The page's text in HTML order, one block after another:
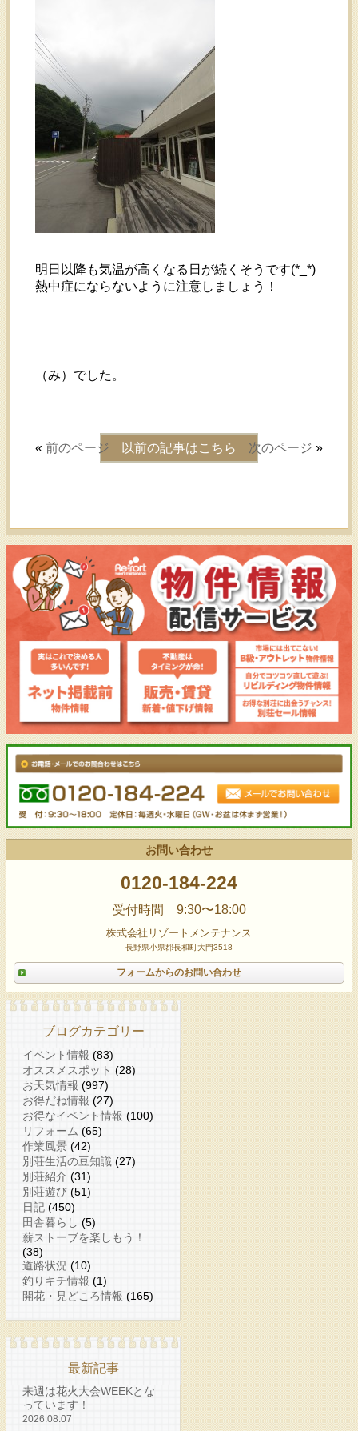
明日以降も気温が高くなる日が続くそうです(*_*)
熱中症にならないように注意しましょう！
（み）でした。
« 前のページ 次のページ »
以前の記事はこちら
お問い合わせ
0120-184-224
受付時間 9:30〜18:00
株式会社リゾートメンテナンス
長野県小県郡長和町大門3518
フォームからのお問い合わせ
ブログカテゴリー
イベント情報 (83)
オススメスポット (28)
お天気情報 (997)
お得だね情報 (27)
お得なイベント情報 (100)
リフォーム (65)
作業風景 (42)
別荘生活の豆知識 (27)
別荘紹介 (31)
別荘遊び (51)
日記 (450)
田舎暮らし (5)
薪ストーブを楽しもう！
(38)
道路状況 (10)
釣りキチ情報 (1)
開花・見どころ情報 (165)
最新記事
来週は花火大会WEEKとな
っています！
2026.08.07